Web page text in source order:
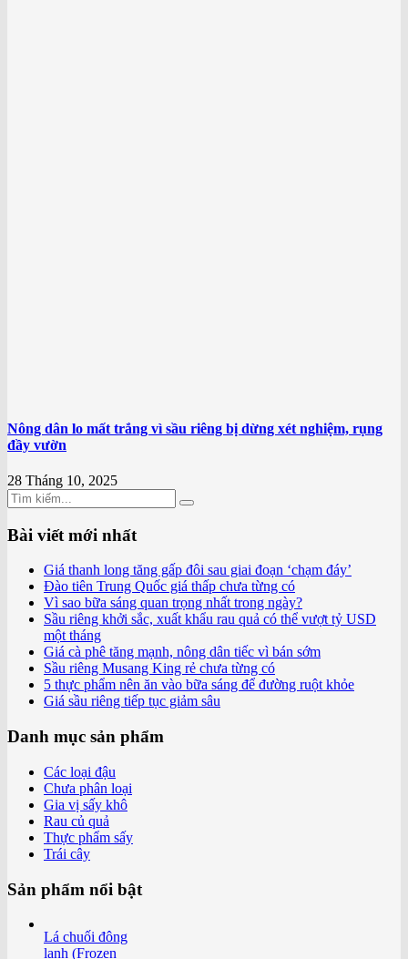
Nông dân lo mất trắng vì sầu riêng bị dừng xét nghiệm, rụng
đầy vườn
28 Tháng 10, 2025
Bài viết mới nhất
Giá thanh long tăng gấp đôi sau giai đoạn ‘chạm đáy’
Đào tiên Trung Quốc giá thấp chưa từng có
Vì sao bữa sáng quan trọng nhất trong ngày?
Sầu riêng khởi sắc, xuất khẩu rau quả có thể vượt tỷ USD
một tháng
Giá cà phê tăng mạnh, nông dân tiếc vì bán sớm
Sầu riêng Musang King rẻ chưa từng có
5 thực phẩm nên ăn vào bữa sáng để đường ruột khỏe
Giá sầu riêng tiếp tục giảm sâu
Danh mục sản phẩm
Các loại đậu
Chưa phân loại
Gia vị sấy khô
Rau củ quả
Thực phẩm sấy
Trái cây
Sản phẩm nổi bật
Lá chuối đông
lạnh (Frozen